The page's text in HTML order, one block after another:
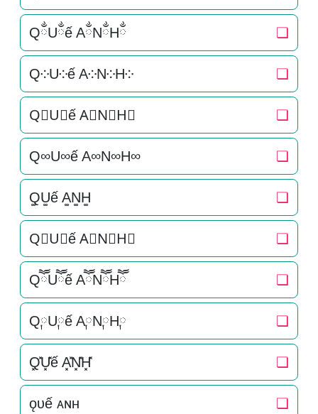
QྂUྂế AྂNྂHྂ ❏
Q༶U༶ế A༶N༶H༶ ❏
Q⃕U⃕ế A⃕N⃕H⃕ ❏
Q∞U∞ế A∞N∞H∞ ❏
Q͚U͚ế A͚N͚H͚ ❏
Q⃒U⃒ế A⃒N⃒H⃒ ❏
QཽUཽế AཽNཽHཽ ❏
Q༙U༙ế A༙N༙H༙ ❏
Q͓̽U͓̽ế A͓̽N͓̽H͓̽ ❏
ǫᴜế ᴀɴʜ ❏